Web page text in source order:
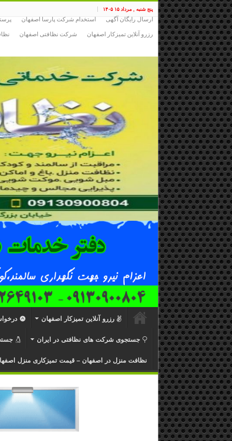
پنج شنبه , مرداد ۱۵ ۱۴۰۵
ارسال رایگان آگهی استخدام شرکت پارسا اصفهان
رزرو آنلاین تمیزکار اصفهان شرکت نظافتی اصفهان
رزرو آنلاین تمیزکار اصفهان
جستجوی شرکت های نظافتی در ایران
نظافت منزل در اصفهان – قیمت تمیزکاری منزل